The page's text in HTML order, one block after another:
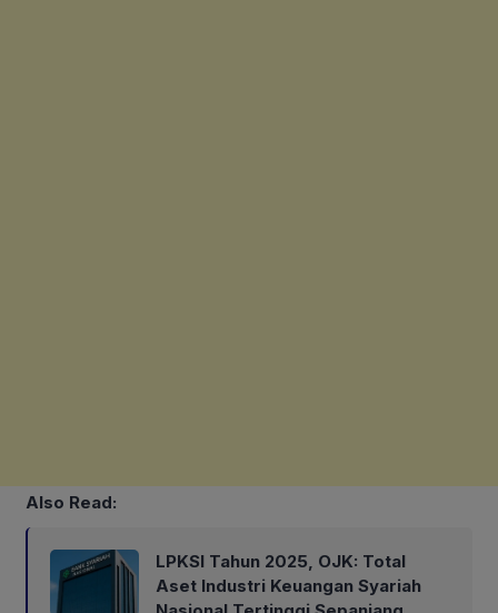
Also Read:
LPKSI Tahun 2025, OJK: Total
Aset Industri Keuangan Syariah